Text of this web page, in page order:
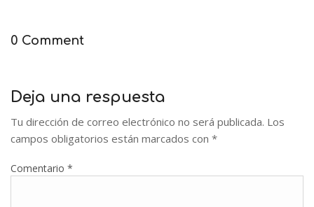
0 Comment
Deja una respuesta
Tu dirección de correo electrónico no será publicada. Los
campos obligatorios están marcados con *
Comentario *